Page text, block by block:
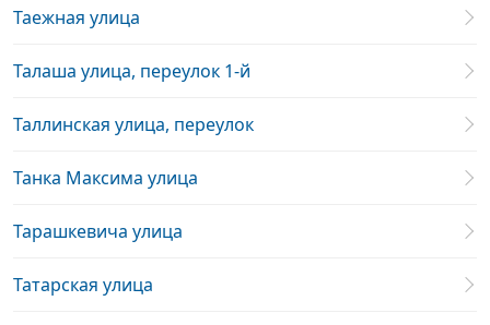
Таежная улица
Талаша улица, переулок 1-й
Таллинская улица, переулок
Танка Максима улица
Тарашкевича улица
Татарская улица